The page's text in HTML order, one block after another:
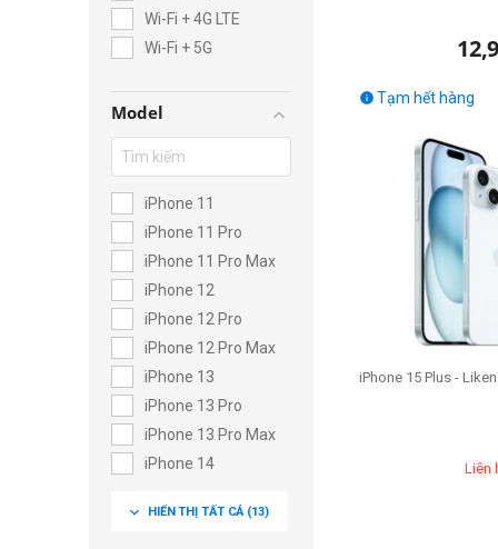
Wi-Fi + 4G LTE
Wi-Fi + 5G
Model
iPhone 11
iPhone 11 Pro
iPhone 11 Pro Max
iPhone 12
iPhone 12 Pro
iPhone 12 Pro Max
iPhone 13
iPhone 13 Pro
iPhone 13 Pro Max
iPhone 14
iPhone 14 Pro
expand_more HIỂN THỊ TẤT CẢ (13)
Tạm hết hàng

iPhone 15 Plus -
Liên